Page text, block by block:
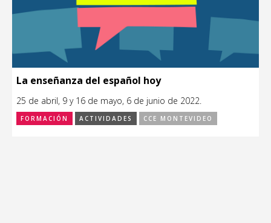
La enseñanza del español hoy
25 de abril, 9 y 16 de mayo, 6 de junio de 2022.
FORMACIÓN ACTIVIDADES CCE MONTEVIDEO